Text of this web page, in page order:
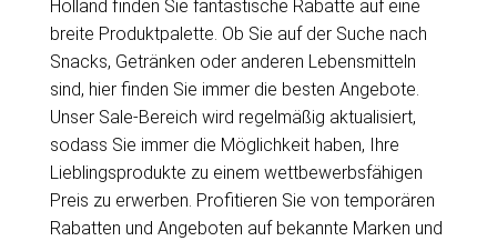
Holland finden Sie fantastische Rabatte auf eine
breite Produktpalette. Ob Sie auf der Suche nach
Snacks, Getränken oder anderen Lebensmitteln
sind, hier finden Sie immer die besten Angebote.
Unser Sale-Bereich wird regelmäßig aktualisiert,
sodass Sie immer die Möglichkeit haben, Ihre
Lieblingsprodukte zu einem wettbewerbsfähigen
Preis zu erwerben. Profitieren Sie von temporären
Rabatten und Angeboten auf bekannte Marken und